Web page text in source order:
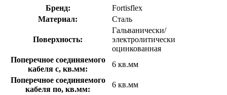
Бренд:
Fortisflex
Материал:
Сталь
Поверхность:
Гальванически/
электролитически
оцинкованная
Поперечное соединяемого
кабеля с, кв.мм:
6 кв.мм
Поперечное соединяемого
кабеля по, кв.мм:
6 кв.мм